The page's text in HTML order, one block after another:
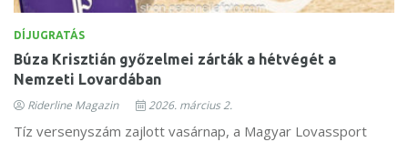
DÍJUGRATÁS
Búza Krisztián győzelmei zárták a hétvégét a
Nemzeti Lovardában
Riderline Magazin 2026. március 2.
Tíz versenyszám zajlott vasárnap, a Magyar Lovassport